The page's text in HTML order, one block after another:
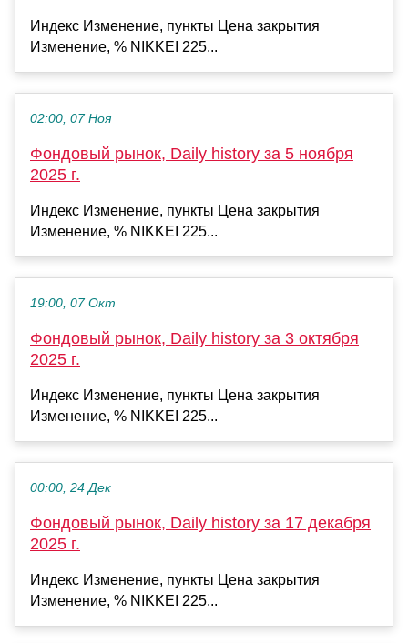
Индекс Изменение, пункты Цена закрытия
Изменение, % NIKKEI 225...
02:00, 07 Ноя
Фондовый рынок, Daily history за 5 ноября
2025 г.
Индекс Изменение, пункты Цена закрытия
Изменение, % NIKKEI 225...
19:00, 07 Окт
Фондовый рынок, Daily history за 3 октября
2025 г.
Индекс Изменение, пункты Цена закрытия
Изменение, % NIKKEI 225...
00:00, 24 Дек
Фондовый рынок, Daily history за 17 декабря
2025 г.
Индекс Изменение, пункты Цена закрытия
Изменение, % NIKKEI 225...